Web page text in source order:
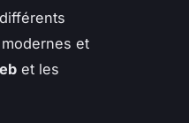
et
et les